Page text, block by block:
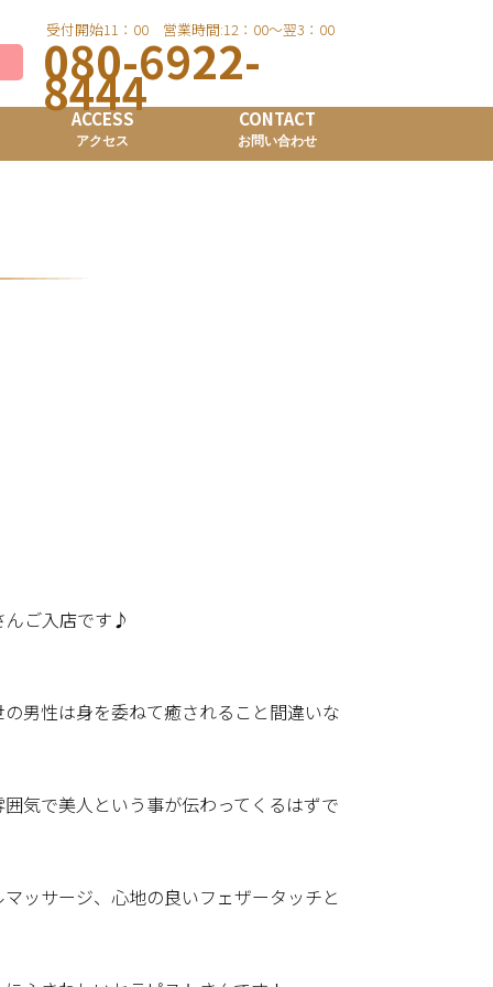
受付開始11：00 営業時間:12：00～翌3：00
080-6922-
8444
ACCESS
アクセス
CONTACT
お問い合わせ
んご入店です♪
男性は身を委ねて癒されること間違いな
気で美人という事が伝わってくるはずで
ッサージ、心地の良いフェザータッチと